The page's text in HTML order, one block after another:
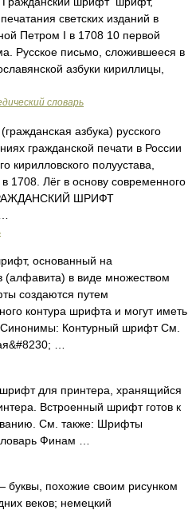
светских изданий в
Петром I в 1708 10 первой
Русское письмо, сложившееся в
азбуки кириллицы,
словарь
азбука) русского
гражданской печати в России
кирилловского полуустава,
1708. Лёг в основу современного
ШРИФТ
основанный на
(алфавита) в виде множеством
создаются путем
контура шрифта и могут иметь
Контурный шрифт См.
…
для принтера, хранящийся
Встроенный шрифт готов к
См. также: Шрифты
Финам …
буквы, похожие своим рисунком
веков; немецкий